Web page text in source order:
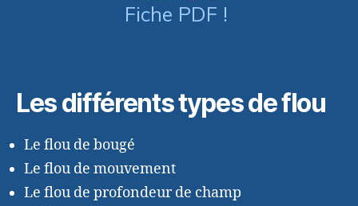
Fiche PDF !
Les différents types de flou
Le flou de bougé
Le flou de mouvement
Le flou de profondeur de champ